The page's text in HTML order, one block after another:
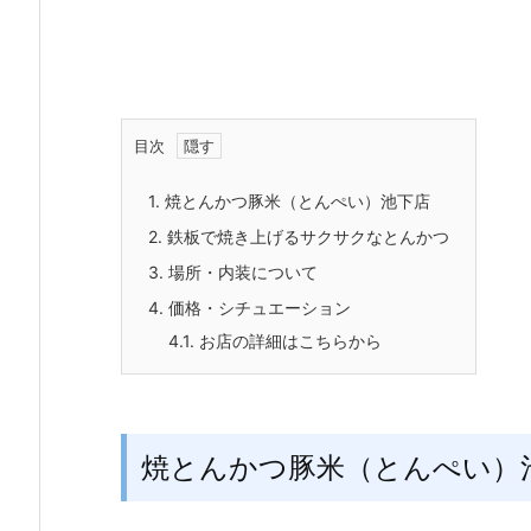
目次
1. 焼とんかつ豚米（とんぺい）池下店
2. 鉄板で焼き上げるサクサクなとんかつ
3. 場所・内装について
4. 価格・シチュエーション
4.1. お店の詳細はこちらから
焼とんかつ豚米（とんぺい）